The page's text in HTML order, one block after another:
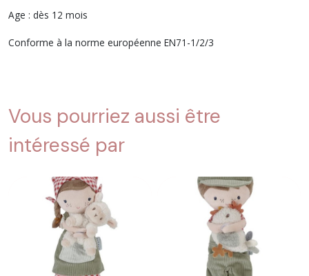
Age : dès 12 mois
Conforme à la norme européenne EN71-1/2/3
Vous pourriez aussi être
intéressé par